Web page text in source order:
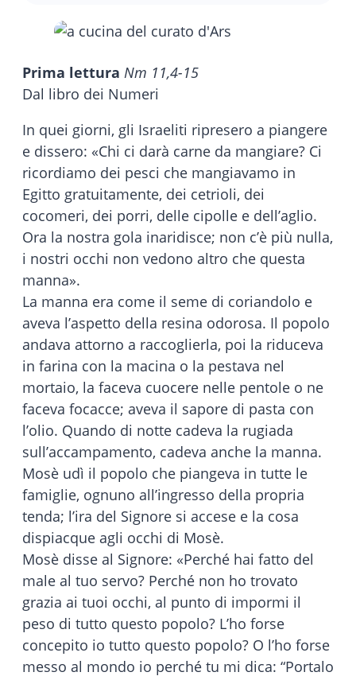
Prima lettura Nm 11,4-15
Dal libro dei Numeri
In quei giorni, gli Israeliti ripresero a piangere
e dissero: «Chi ci darà carne da mangiare? Ci
ricordiamo dei pesci che mangiavamo in
Egitto gratuitamente, dei cetrioli, dei
cocomeri, dei porri, delle cipolle e dell’aglio.
Ora la nostra gola inaridisce; non c’è più nulla,
i nostri occhi non vedono altro che questa
manna».
La manna era come il seme di coriandolo e
aveva l’aspetto della resina odorosa. Il popolo
andava attorno a raccoglierla, poi la riduceva
in farina con la macina o la pestava nel
mortaio, la faceva cuocere nelle pentole o ne
faceva focacce; aveva il sapore di pasta con
l’olio. Quando di notte cadeva la rugiada
sull’accampamento, cadeva anche la manna.
Mosè udì il popolo che piangeva in tutte le
famiglie, ognuno all’ingresso della propria
tenda; l’ira del Signore si accese e la cosa
dispiacque agli occhi di Mosè.
Mosè disse al Signore: «Perché hai fatto del
male al tuo servo? Perché non ho trovato
grazia ai tuoi occhi, al punto di impormi il
peso di tutto questo popolo? L’ho forse
concepito io tutto questo popolo? O l’ho forse
messo al mondo io perché tu mi dica: “Portalo